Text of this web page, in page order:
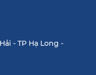
- TP Hạ Long -